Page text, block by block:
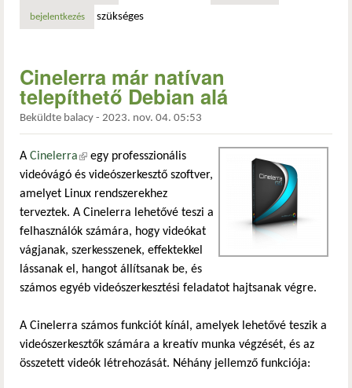
bejelentkezés szükséges
Cinelerra már natívan
telepíthető Debian alá
Beküldte balacy - 2023. nov. 04. 05:53
A Cinelerra(külső hivatkozás)
egy professzionális
videóvágó és videószerkesztő szoftver,
amelyet Linux rendszerekhez
terveztek. A Cinelerra lehetővé teszi a
felhasználók számára, hogy videókat
vágjanak, szerkesszenek, effektekkel
lássanak el, hangot állítsanak be, és
számos egyéb videószerkesztési feladatot hajtsanak végre.
A Cinelerra számos funkciót kínál, amelyek lehetővé teszik a
videószerkesztők számára a kreatív munka végzését, és az
összetett videók létrehozását. Néhány jellemző funkciója: